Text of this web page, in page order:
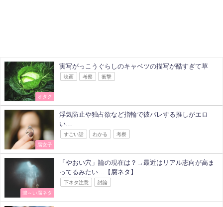
オタク
実写がっこうぐらしのキャベツの描写が酷すぎて草
映画 考察 衝撃
腐女子
浮気防止や独占欲など指輪で彼バレする推しがエロ
い…
すごい話 わかる 考察
濃～い腐ネタ
「やおい穴」論の現在は？→最近はリアル志向が高ま
ってるみたい…【腐ネタ】
下ネタ注意 討論